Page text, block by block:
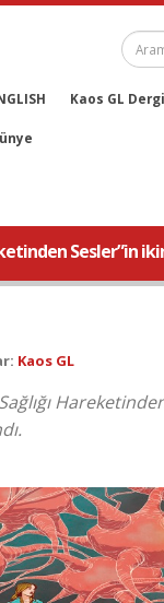
Kaos GL
Sesler”in
Kaos GL